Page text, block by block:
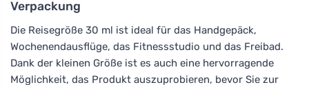
Verpackung
Die Reisegröße 30 ml ist ideal für das Handgepäck,
Wochenendausflüge, das Fitnessstudio und das Freibad.
Dank der kleinen Größe ist es auch eine hervorragende
Möglichkeit, das Produkt auszuprobieren, bevor Sie zur